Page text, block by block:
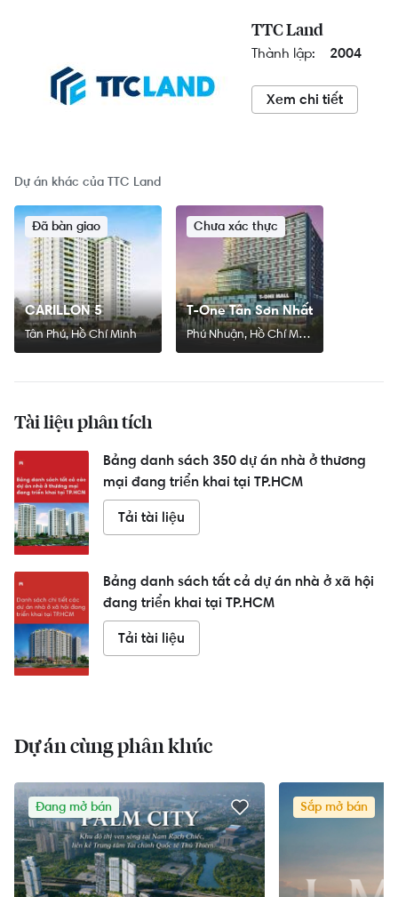
TTC Land
Thành lập: 2004
Xem chi tiết
Dự án khác của TTC Land
Đã bàn giao
CARILLON 5
Tân Phú, Hồ Chí Minh
Chưa xác thực
T-One Tân Sơn Nhất
Phú Nhuận, Hồ Chí Minh
Tài liệu phân tích
Bảng danh sách 350 dự án nhà ở thương
mại đang triển khai tại TP.HCM
Tải tài liệu
Bảng danh sách tất cả dự án nhà ở xã hội
đang triển khai tại TP.HCM
Tải tài liệu
Dự án cùng phân khúc
Đang mở bán Sắp mở bán